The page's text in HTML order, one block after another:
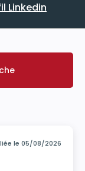
avec votre
Linkedin
de recherche
le 05/08/2026